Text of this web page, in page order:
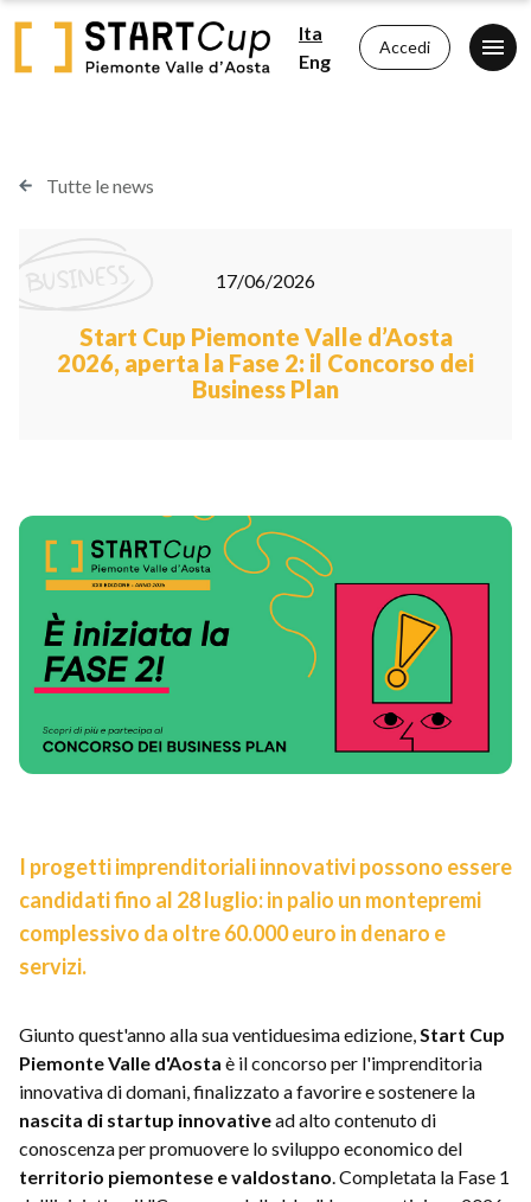
Ita
Eng
Accedi
Tutte le news
17/06/2026
Start Cup Piemonte Valle d’Aosta
2026, aperta la Fase 2: il Concorso dei
Business Plan
I progetti imprenditoriali innovativi possono essere
candidati fino al 28 luglio: in palio un montepremi
complessivo da oltre 60.000 euro in denaro e
servizi.
Giunto quest'anno alla sua ventiduesima edizione,Start Cup
Piemonte Valle d'Aosta è il concorso per l'imprenditoria
innovativa di domani, finalizzato a favorire e sostenere la
nascita di startup innovativead alto contenuto di
conoscenza per promuovere lo sviluppo economico del
territorio piemontese e valdostano. Completata la Fase 1